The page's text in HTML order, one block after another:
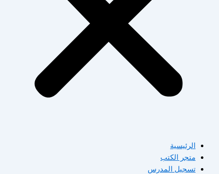
الرئيسية
متجر الكتب
تسجيل المدرس